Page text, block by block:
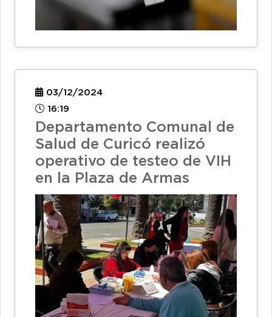
03/12/2024
16:19
Departamento Comunal de
Salud de Curicó realizó
operativo de testeo de VIH
en la Plaza de Armas